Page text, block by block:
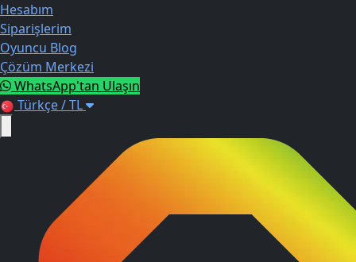
Hesabım
Siparişlerim
Oyuncu Blog
Çözüm Merkezi
WhatsApp'tan Ulaşın
Türkçe / TL